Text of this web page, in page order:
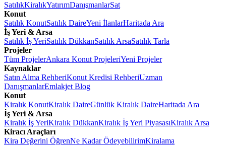
SatılıkKiralıkYatırımDanışmanlarSat
Konut
Satılık KonutSatılık DaireYeni İlanlarHaritada Ara
İş Yeri & Arsa
Satılık İş YeriSatılık DükkanSatılık ArsaSatılık Tarla
Projeler
Tüm ProjelerAnkara Konut ProjeleriYeni Projeler
Kaynaklar
Satın Alma RehberiKonut Kredisi RehberiUzman
DanışmanlarEmlakjet Blog
Konut
Kiralık KonutKiralık DaireGünlük Kiralık DaireHaritada Ara
İş Yeri & Arsa
Kiralık İş YeriKiralık DükkanKiralık İş Yeri PiyasasıKiralık Arsa
Kiracı Araçları
Kira Değerini ÖğrenNe Kadar ÖdeyebilirimKiralama